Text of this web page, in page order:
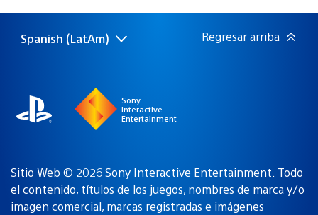
publicación:
Elige
una
Región
actual:
Spanish (LatAm) Regresar arriba
Sony
Interactive
Entertainment
Sitio Web © 2026 Sony Interactive Entertainment. Todo
el contenido, títulos de los juegos, nombres de marca y/o
imagen comercial, marcas registradas e imágenes